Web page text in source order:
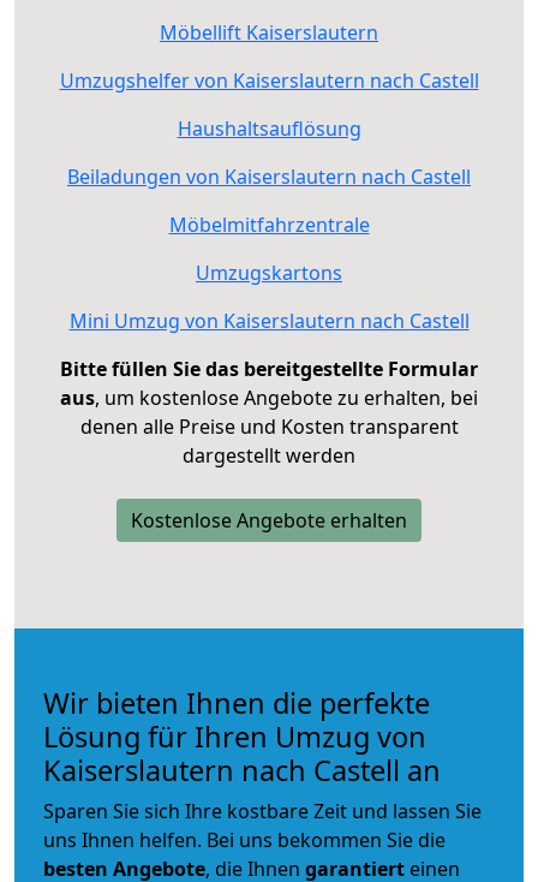
Möbellift Kaiserslautern
Umzugshelfer von Kaiserslautern nach Castell
Haushaltsauflösung
Beiladungen von Kaiserslautern nach Castell
Möbelmitfahrzentrale
Umzugskartons
Mini Umzug von Kaiserslautern nach Castell
Bitte füllen Sie das bereitgestellte Formular
aus, um kostenlose Angebote zu erhalten, bei
denen alle Preise und Kosten transparent
dargestellt werden
Kostenlose Angebote erhalten
Wir bieten Ihnen die perfekte
Lösung für Ihren Umzug von
Kaiserslautern nach Castell an
Sparen Sie sich Ihre kostbare Zeit und lassen Sie
uns Ihnen helfen. Bei uns bekommen Sie die
besten Angebote, die Ihnen garantiert einen